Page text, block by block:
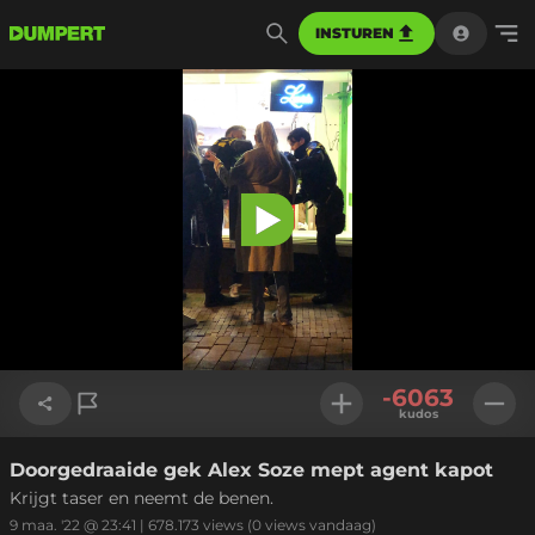
INSTUREN
Video
afspelen
Link kopiëren
-6063
kudos
Doorgedraaide gek Alex Soze mept agent kapot
Krijgt taser en neemt de benen.
9 maa. '22 @ 23:41 | 678.173 views (0 views vandaag)